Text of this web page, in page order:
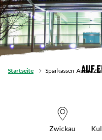
Startseite Sparkassen-Arena
Auf
Zwickau